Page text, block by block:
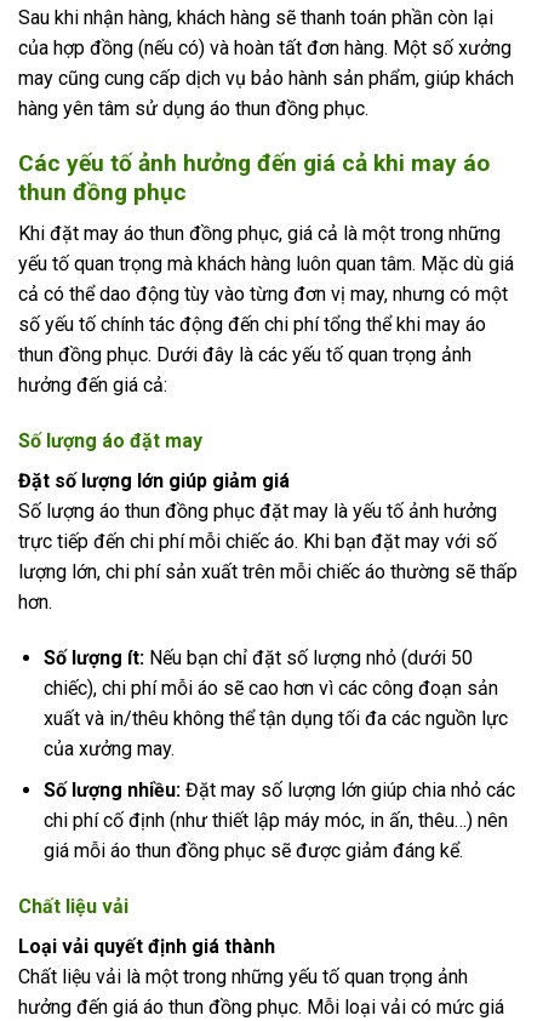
Sau khi nhận hàng, khách hàng sẽ thanh toán phần còn lại
của hợp đồng (nếu có) và hoàn tất đơn hàng. Một số xưởng
may cũng cung cấp dịch vụ bảo hành sản phẩm, giúp khách
hàng yên tâm sử dụng áo thun đồng phục.
Các yếu tố ảnh hưởng đến giá cả khi may áo
thun đồng phục
Khi đặt may áo thun đồng phục, giá cả là một trong những
yếu tố quan trọng mà khách hàng luôn quan tâm. Mặc dù giá
cả có thể dao động tùy vào từng đơn vị may, nhưng có một
số yếu tố chính tác động đến chi phí tổng thể khi may áo
thun đồng phục. Dưới đây là các yếu tố quan trọng ảnh
hưởng đến giá cả:
Số lượng áo đặt may
Đặt số lượng lớn giúp giảm giá
Số lượng áo thun đồng phục đặt may là yếu tố ảnh hưởng
trực tiếp đến chi phí mỗi chiếc áo. Khi bạn đặt may với số
lượng lớn, chi phí sản xuất trên mỗi chiếc áo thường sẽ thấp
hơn.
Số lượng ít:Nếu bạn chỉ đặt số lượng nhỏ (dưới 50
chiếc), chi phí mỗi áo sẽ cao hơn vì các công đoạn sản
xuất và in/thêu không thể tận dụng tối đa các nguồn lực
của xưởng may.
Số lượng nhiều:Đặt may số lượng lớn giúp chia nhỏ các
chi phí cố định (như thiết lập máy móc, in ấn, thêu…) nên
giá mỗi áo thun đồng phục sẽ được giảm đáng kể.
Chất liệu vải
Loại vải quyết định giá thành
Chất liệu vải là một trong những yếu tố quan trọng ảnh
hưởng đến giá áo thun đồng phục. Mỗi loại vải có mức giá